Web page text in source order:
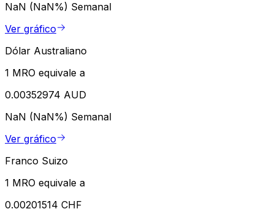
NaN (NaN%) Semanal
Ver gráfico
Dólar Australiano
1 MRO equivale a
0.00352974 AUD
NaN (NaN%) Semanal
Ver gráfico
Franco Suizo
1 MRO equivale a
0.00201514 CHF